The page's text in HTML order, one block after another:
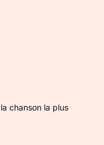
chanson la plus